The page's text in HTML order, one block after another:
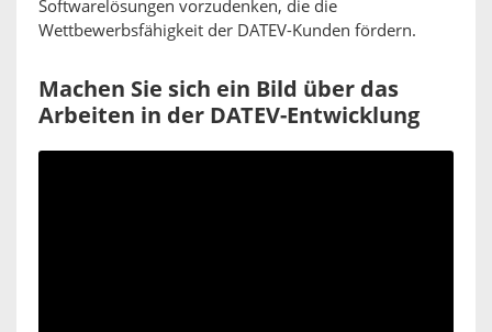
Softwarelösungen vorzudenken, die die
Wettbewerbsfähigkeit der DATEV-Kunden fördern.
Machen Sie sich ein Bild über das
Arbeiten in der DATEV-Entwicklung